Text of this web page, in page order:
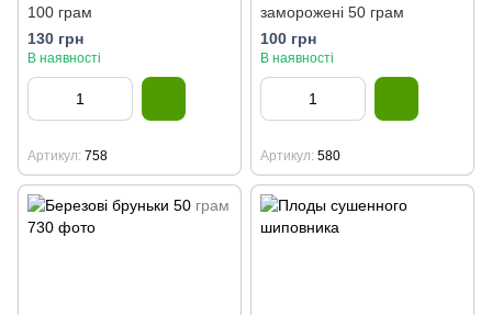
100 грам
130 грн
В наявності
Артикул 758
заморожені 50 грам
100 грн
В наявності
Артикул 580